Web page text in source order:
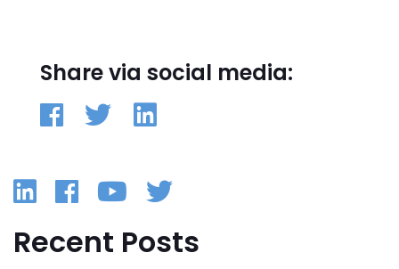
Share via social media:
Linkedin
Facebook
YouTube
Twitter
Recent Posts